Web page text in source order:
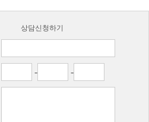
상담신청하기
- -